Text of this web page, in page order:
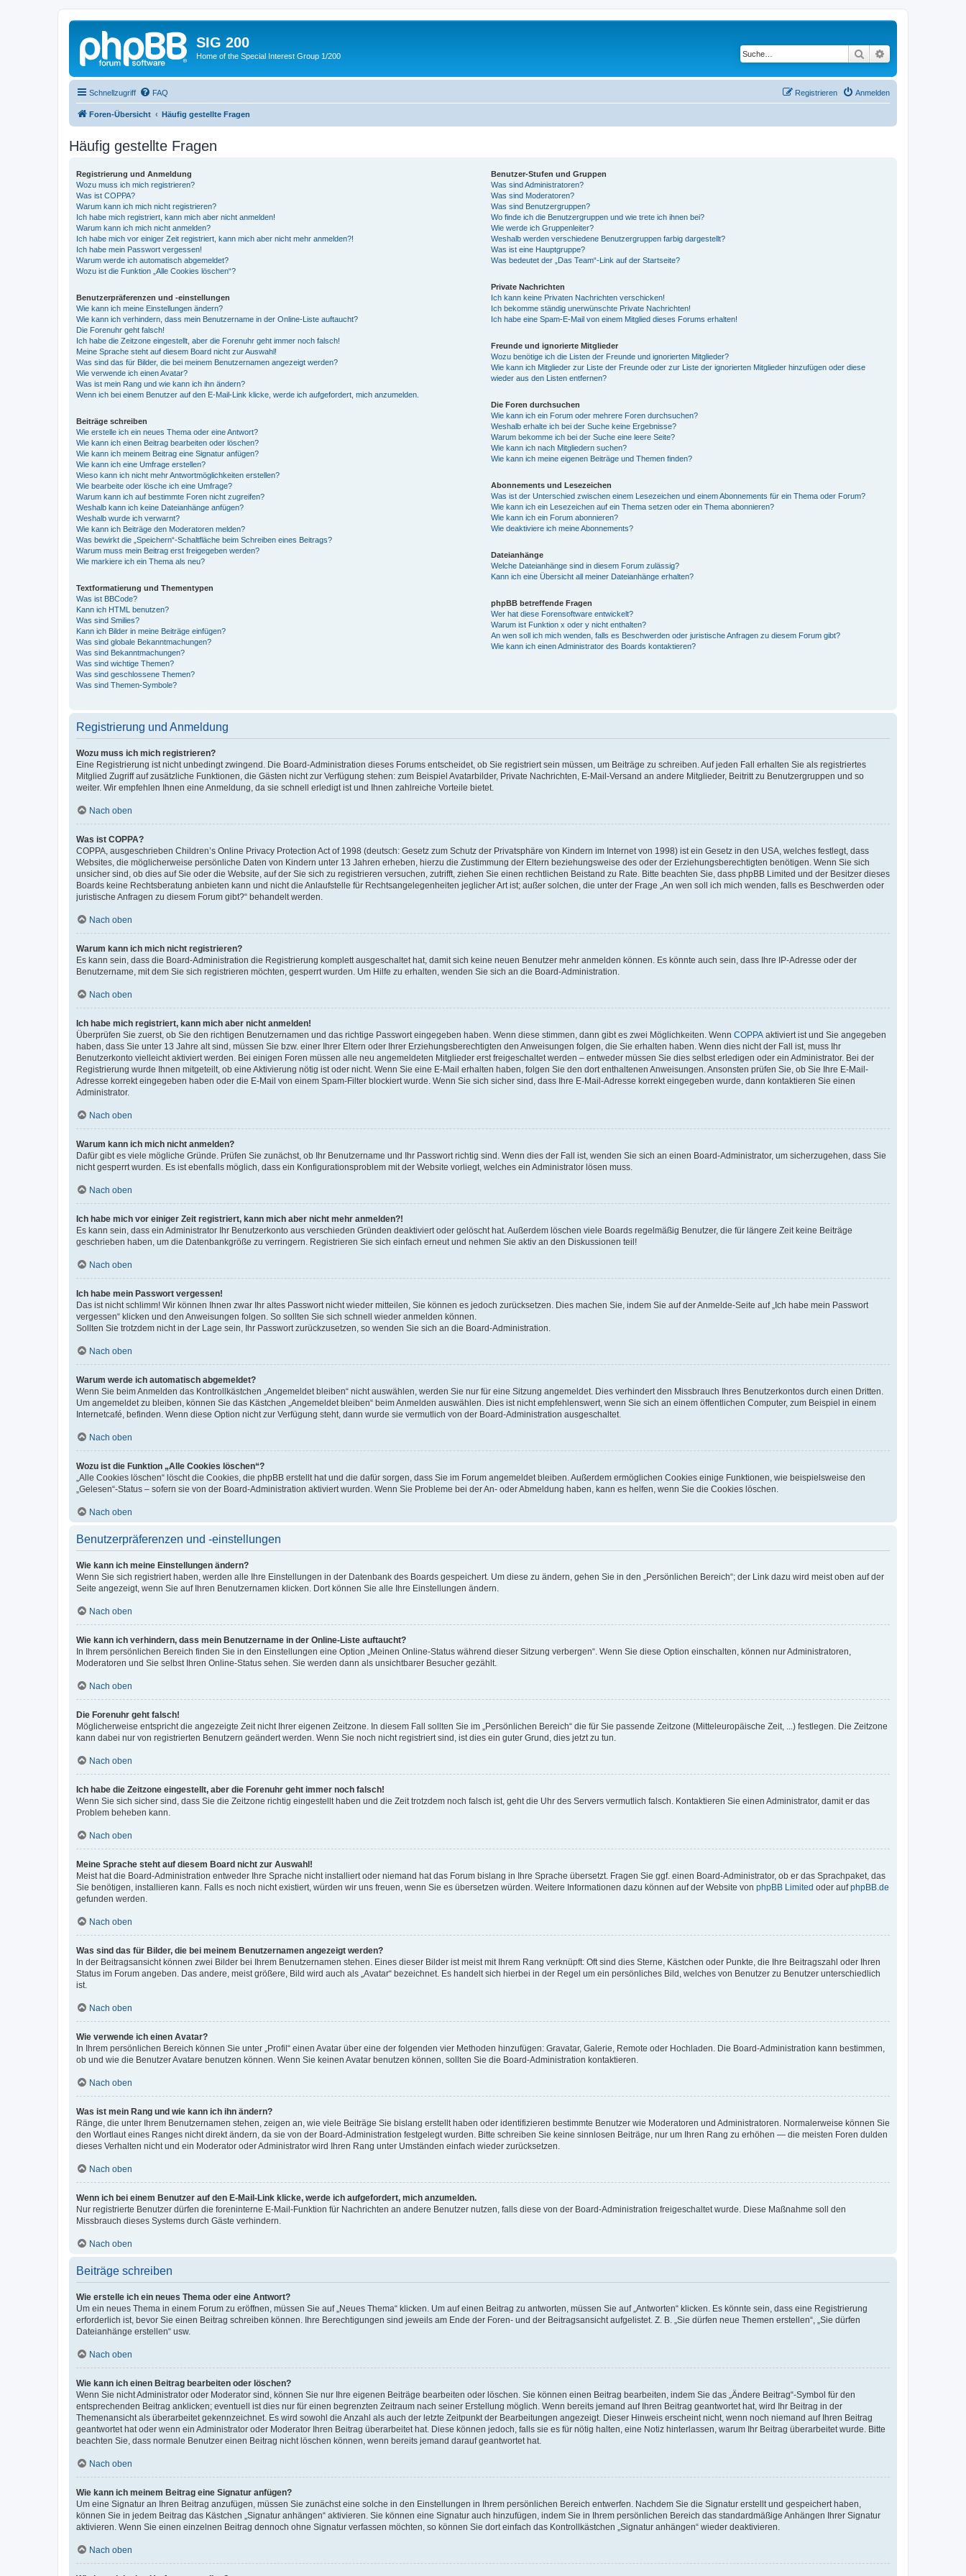
SIG 200
Home of the Special Interest Group 1/200 Suche
Schnellzugriff FAQ Anmelden
Registrieren
Foren-Übersicht Häufig gestellte Fragen
Häufig gestellte Fragen
Registrierung und Anmeldung
Wozu muss ich mich registrieren?
Was ist COPPA?
Warum kann ich mich nicht registrieren?
Ich habe mich registriert, kann mich aber nicht anmelden!
Warum kann ich mich nicht anmelden?
Ich habe mich vor einiger Zeit registriert, kann mich aber nicht mehr anmelden?!
Ich habe mein Passwort vergessen!
Warum werde ich automatisch abgemeldet?
Wozu ist die Funktion „Alle Cookies löschen“?
Benutzerpräferenzen und -einstellungen
Wie kann ich meine Einstellungen ändern?
Wie kann ich verhindern, dass mein Benutzername in der Online-Liste auftaucht?
Die Forenuhr geht falsch!
Ich habe die Zeitzone eingestellt, aber die Forenuhr geht immer noch falsch!
Meine Sprache steht auf diesem Board nicht zur Auswahl!
Was sind das für Bilder, die bei meinem Benutzernamen angezeigt werden?
Wie verwende ich einen Avatar?
Was ist mein Rang und wie kann ich ihn ändern?
Wenn ich bei einem Benutzer auf den E-Mail-Link klicke, werde ich aufgefordert, mich anzumelden.
Beiträge schreiben
Wie erstelle ich ein neues Thema oder eine Antwort?
Wie kann ich einen Beitrag bearbeiten oder löschen?
Wie kann ich meinem Beitrag eine Signatur anfügen?
Wie kann ich eine Umfrage erstellen?
Wieso kann ich nicht mehr Antwortmöglichkeiten erstellen?
Wie bearbeite oder lösche ich eine Umfrage?
Warum kann ich auf bestimmte Foren nicht zugreifen?
Weshalb kann ich keine Dateianhänge anfügen?
Weshalb wurde ich verwarnt?
Wie kann ich Beiträge den Moderatoren melden?
Was bewirkt die „Speichern“-Schaltfläche beim Schreiben eines Beitrags?
Warum muss mein Beitrag erst freigegeben werden?
Wie markiere ich ein Thema als neu?
Textformatierung und Thementypen
Was ist BBCode?
Kann ich HTML benutzen?
Was sind Smilies?
Kann ich Bilder in meine Beiträge einfügen?
Was sind globale Bekanntmachungen?
Was sind Bekanntmachungen?
Was sind wichtige Themen?
Was sind geschlossene Themen?
Was sind Themen-Symbole?
Benutzer-Stufen und Gruppen
Was sind Administratoren?
Was sind Moderatoren?
Was sind Benutzergruppen?
Wo finde ich die Benutzergruppen und wie trete ich ihnen bei?
Wie werde ich Gruppenleiter?
Weshalb werden verschiedene Benutzergruppen farbig dargestellt?
Was ist eine Hauptgruppe?
Was bedeutet der „Das Team“-Link auf der Startseite?
Private Nachrichten
Ich kann keine Privaten Nachrichten verschicken!
Ich bekomme ständig unerwünschte Private Nachrichten!
Ich habe eine Spam-E-Mail von einem Mitglied dieses Forums erhalten!
Freunde und ignorierte Mitglieder
Wozu benötige ich die Listen der Freunde und ignorierten Mitglieder?
Wie kann ich Mitglieder zur Liste der Freunde oder zur Liste der ignorierten Mitglieder hinzufügen oder diese
wieder aus den Listen entfernen?
Die Foren durchsuchen
Wie kann ich ein Forum oder mehrere Foren durchsuchen?
Weshalb erhalte ich bei der Suche keine Ergebnisse?
Warum bekomme ich bei der Suche eine leere Seite?
Wie kann ich nach Mitgliedern suchen?
Wie kann ich meine eigenen Beiträge und Themen finden?
Abonnements und Lesezeichen
Was ist der Unterschied zwischen einem Lesezeichen und einem Abonnements für ein Thema oder Forum?
Wie kann ich ein Lesezeichen auf ein Thema setzen oder ein Thema abonnieren?
Wie kann ich ein Forum abonnieren?
Wie deaktiviere ich meine Abonnements?
Dateianhänge
Welche Dateianhänge sind in diesem Forum zulässig?
Kann ich eine Übersicht all meiner Dateianhänge erhalten?
phpBB betreffende Fragen
Wer hat diese Forensoftware entwickelt?
Warum ist Funktion x oder y nicht enthalten?
An wen soll ich mich wenden, falls es Beschwerden oder juristische Anfragen zu diesem Forum gibt?
Wie kann ich einen Administrator des Boards kontaktieren?
Registrierung und Anmeldung
Wozu muss ich mich registrieren?
Eine Registrierung ist nicht unbedingt zwingend. Die Board-Administration dieses Forums entscheidet, ob Sie registriert sein müssen, um Beiträge zu schreiben. Auf jeden Fall erhalten Sie als registriertes
Mitglied Zugriff auf zusätzliche Funktionen, die Gästen nicht zur Verfügung stehen: zum Beispiel Avatarbilder, Private Nachrichten, E-Mail-Versand an andere Mitglieder, Beitritt zu Benutzergruppen und so
weiter. Wir empfehlen Ihnen eine Anmeldung, da sie schnell erledigt ist und Ihnen zahlreiche Vorteile bietet.
Nach oben
Was ist COPPA?
COPPA, ausgeschrieben Children’s Online Privacy Protection Act of 1998 (deutsch: Gesetz zum Schutz der Privatsphäre von Kindern im Internet von 1998) ist ein Gesetz in den USA, welches festlegt, dass
Websites, die möglicherweise persönliche Daten von Kindern unter 13 Jahren erheben, hierzu die Zustimmung der Eltern beziehungsweise des oder der Erziehungsberechtigten benötigen. Wenn Sie sich
unsicher sind, ob dies auf Sie oder die Website, auf der Sie sich zu registrieren versuchen, zutrifft, ziehen Sie einen rechtlichen Beistand zu Rate. Bitte beachten Sie, dass phpBB Limited und der Besitzer dieses
Boards keine Rechtsberatung anbieten kann und nicht die Anlaufstelle für Rechtsangelegenheiten jeglicher Art ist; außer solchen, die unter der Frage „An wen soll ich mich wenden, falls es Beschwerden oder
juristische Anfragen zu diesem Forum gibt?“ behandelt werden.
Nach oben
Warum kann ich mich nicht registrieren?
Es kann sein, dass die Board-Administration die Registrierung komplett ausgeschaltet hat, damit sich keine neuen Benutzer mehr anmelden können. Es könnte auch sein, dass Ihre IP-Adresse oder der
Benutzername, mit dem Sie sich registrieren möchten, gesperrt wurden. Um Hilfe zu erhalten, wenden Sie sich an die Board-Administration.
Nach oben
Ich habe mich registriert, kann mich aber nicht anmelden!
Überprüfen Sie zuerst, ob Sie den richtigen Benutzernamen und das richtige Passwort eingegeben haben. Wenn diese stimmen, dann gibt es zwei Möglichkeiten. Wenn COPPA aktiviert ist und Sie angegeben
haben, dass Sie unter 13 Jahre alt sind, müssen Sie bzw. einer Ihrer Eltern oder Ihrer Erziehungsberechtigten den Anweisungen folgen, die Sie erhalten haben. Wenn dies nicht der Fall ist, muss Ihr
Benutzerkonto vielleicht aktiviert werden. Bei einigen Foren müssen alle neu angemeldeten Mitglieder erst freigeschaltet werden – entweder müssen Sie dies selbst erledigen oder ein Administrator. Bei der
Registrierung wurde Ihnen mitgeteilt, ob eine Aktivierung nötig ist oder nicht. Wenn Sie eine E-Mail erhalten haben, folgen Sie den dort enthaltenen Anweisungen. Ansonsten prüfen Sie, ob Sie Ihre E-Mail-
Adresse korrekt eingegeben haben oder die E-Mail von einem Spam-Filter blockiert wurde. Wenn Sie sich sicher sind, dass Ihre E-Mail-Adresse korrekt eingegeben wurde, dann kontaktieren Sie einen
Administrator.
Nach oben
Warum kann ich mich nicht anmelden?
Dafür gibt es viele mögliche Gründe. Prüfen Sie zunächst, ob Ihr Benutzername und Ihr Passwort richtig sind. Wenn dies der Fall ist, wenden Sie sich an einen Board-Administrator, um sicherzugehen, dass Sie
nicht gesperrt wurden. Es ist ebenfalls möglich, dass ein Konfigurationsproblem mit der Website vorliegt, welches ein Administrator lösen muss.
Nach oben
Ich habe mich vor einiger Zeit registriert, kann mich aber nicht mehr anmelden?!
Es kann sein, dass ein Administrator Ihr Benutzerkonto aus verschieden Gründen deaktiviert oder gelöscht hat. Außerdem löschen viele Boards regelmäßig Benutzer, die für längere Zeit keine Beiträge
geschrieben haben, um die Datenbankgröße zu verringern. Registrieren Sie sich einfach erneut und nehmen Sie aktiv an den Diskussionen teil!
Nach oben
Ich habe mein Passwort vergessen!
Das ist nicht schlimm! Wir können Ihnen zwar Ihr altes Passwort nicht wieder mitteilen, Sie können es jedoch zurücksetzen. Dies machen Sie, indem Sie auf der Anmelde-Seite auf „Ich habe mein Passwort
vergessen“ klicken und den Anweisungen folgen. So sollten Sie sich schnell wieder anmelden können.
Sollten Sie trotzdem nicht in der Lage sein, Ihr Passwort zurückzusetzen, so wenden Sie sich an die Board-Administration.
Nach oben
Warum werde ich automatisch abgemeldet?
Wenn Sie beim Anmelden das Kontrollkästchen „Angemeldet bleiben“ nicht auswählen, werden Sie nur für eine Sitzung angemeldet. Dies verhindert den Missbrauch Ihres Benutzerkontos durch einen Dritten.
Um angemeldet zu bleiben, können Sie das Kästchen „Angemeldet bleiben“ beim Anmelden auswählen. Dies ist nicht empfehlenswert, wenn Sie sich an einem öffentlichen Computer, zum Beispiel in einem
Internetcafé, befinden. Wenn diese Option nicht zur Verfügung steht, dann wurde sie vermutlich von der Board-Administration ausgeschaltet.
Nach oben
Wozu ist die Funktion „Alle Cookies löschen“?
„Alle Cookies löschen“ löscht die Cookies, die phpBB erstellt hat und die dafür sorgen, dass Sie im Forum angemeldet bleiben. Außerdem ermöglichen Cookies einige Funktionen, wie beispielsweise den
„Gelesen“-Status – sofern sie von der Board-Administration aktiviert wurden. Wenn Sie Probleme bei der An- oder Abmeldung haben, kann es helfen, wenn Sie die Cookies löschen.
Nach oben
Benutzerpräferenzen und -einstellungen
Wie kann ich meine Einstellungen ändern?
Wenn Sie sich registriert haben, werden alle Ihre Einstellungen in der Datenbank des Boards gespeichert. Um diese zu ändern, gehen Sie in den „Persönlichen Bereich“; der Link dazu wird meist oben auf der
Seite angezeigt, wenn Sie auf Ihren Benutzernamen klicken. Dort können Sie alle Ihre Einstellungen ändern.
Nach oben
Wie kann ich verhindern, dass mein Benutzername in der Online-Liste auftaucht?
In Ihrem persönlichen Bereich finden Sie in den Einstellungen eine Option „Meinen Online-Status während dieser Sitzung verbergen“. Wenn Sie diese Option einschalten, können nur Administratoren,
Moderatoren und Sie selbst Ihren Online-Status sehen. Sie werden dann als unsichtbarer Besucher gezählt.
Nach oben
Die Forenuhr geht falsch!
Möglicherweise entspricht die angezeigte Zeit nicht Ihrer eigenen Zeitzone. In diesem Fall sollten Sie im „Persönlichen Bereich“ die für Sie passende Zeitzone (Mitteleuropäische Zeit, ...) festlegen. Die Zeitzone
kann dabei nur von registrierten Benutzern geändert werden. Wenn Sie noch nicht registriert sind, ist dies ein guter Grund, dies jetzt zu tun.
Nach oben
Ich habe die Zeitzone eingestellt, aber die Forenuhr geht immer noch falsch!
Wenn Sie sich sicher sind, dass Sie die Zeitzone richtig eingestellt haben und die Zeit trotzdem noch falsch ist, geht die Uhr des Servers vermutlich falsch. Kontaktieren Sie einen Administrator, damit er das
Problem beheben kann.
Nach oben
Meine Sprache steht auf diesem Board nicht zur Auswahl!
Meist hat die Board-Administration entweder Ihre Sprache nicht installiert oder niemand hat das Forum bislang in Ihre Sprache übersetzt. Fragen Sie ggf. einen Board-Administrator, ob er das Sprachpaket, das
Sie benötigen, installieren kann. Falls es noch nicht existiert, würden wir uns freuen, wenn Sie es übersetzen würden. Weitere Informationen dazu können auf der Website von phpBB Limited oder aufphpBB.de
gefunden werden.
Nach oben
Was sind das für Bilder, die bei meinem Benutzernamen angezeigt werden?
In der Beitragsansicht können zwei Bilder bei Ihrem Benutzernamen stehen. Eines dieser Bilder ist meist mit Ihrem Rang verknüpft: Oft sind dies Sterne, Kästchen oder Punkte, die Ihre Beitragszahl oder Ihren
Status im Forum angeben. Das andere, meist größere, Bild wird auch als „Avatar“ bezeichnet. Es handelt sich hierbei in der Regel um ein persönliches Bild, welches von Benutzer zu Benutzer unterschiedlich
ist.
Nach oben
Wie verwende ich einen Avatar?
In Ihrem persönlichen Bereich können Sie unter „Profil“ einen Avatar über eine der folgenden vier Methoden hinzufügen: Gravatar, Galerie, Remote oder Hochladen. Die Board-Administration kann bestimmen,
ob und wie die Benutzer Avatare benutzen können. Wenn Sie keinen Avatar benutzen können, sollten Sie die Board-Administration kontaktieren.
Nach oben
Was ist mein Rang und wie kann ich ihn ändern?
Ränge, die unter Ihrem Benutzernamen stehen, zeigen an, wie viele Beiträge Sie bislang erstellt haben oder identifizieren bestimmte Benutzer wie Moderatoren und Administratoren. Normalerweise können Sie
den Wortlaut eines Ranges nicht direkt ändern, da sie von der Board-Administration festgelegt wurden. Bitte schreiben Sie keine sinnlosen Beiträge, nur um Ihren Rang zu erhöhen — die meisten Foren dulden
dieses Verhalten nicht und ein Moderator oder Administrator wird Ihren Rang unter Umständen einfach wieder zurücksetzen.
Nach oben
Wenn ich bei einem Benutzer auf den E-Mail-Link klicke, werde ich aufgefordert, mich anzumelden.
Nur registrierte Benutzer dürfen die foreninterne E-Mail-Funktion für Nachrichten an andere Benutzer nutzen, falls diese von der Board-Administration freigeschaltet wurde. Diese Maßnahme soll den
Missbrauch dieses Systems durch Gäste verhindern.
Nach oben
Beiträge schreiben
Wie erstelle ich ein neues Thema oder eine Antwort?
Um ein neues Thema in einem Forum zu eröffnen, müssen Sie auf „Neues Thema“ klicken. Um auf einen Beitrag zu antworten, müssen Sie auf „Antworten“ klicken. Es könnte sein, dass eine Registrierung
erforderlich ist, bevor Sie einen Beitrag schreiben können. Ihre Berechtigungen sind jeweils am Ende der Foren- und der Beitragsansicht aufgelistet. Z. B. „Sie dürfen neue Themen erstellen“, „Sie dürfen
Dateianhänge erstellen“ usw.
Nach oben
Wie kann ich einen Beitrag bearbeiten oder löschen?
Wenn Sie nicht Administrator oder Moderator sind, können Sie nur Ihre eigenen Beiträge bearbeiten oder löschen. Sie können einen Beitrag bearbeiten, indem Sie das „Ändere Beitrag“-Symbol für den
entsprechenden Beitrag anklicken; eventuell ist dies nur für einen begrenzten Zeitraum nach seiner Erstellung möglich. Wenn bereits jemand auf Ihren Beitrag geantwortet hat, wird Ihr Beitrag in der
Themenansicht als überarbeitet gekennzeichnet. Es wird sowohl die Anzahl als auch der letzte Zeitpunkt der Bearbeitungen angezeigt. Dieser Hinweis erscheint nicht, wenn noch niemand auf Ihren Beitrag
geantwortet hat oder wenn ein Administrator oder Moderator Ihren Beitrag überarbeitet hat. Diese können jedoch, falls sie es für nötig halten, eine Notiz hinterlassen, warum Ihr Beitrag überarbeitet wurde. Bitte
beachten Sie, dass normale Benutzer einen Beitrag nicht löschen können, wenn bereits jemand darauf geantwortet hat.
Nach oben
Wie kann ich meinem Beitrag eine Signatur anfügen?
Um eine Signatur an Ihren Beitrag anzufügen, müssen Sie zunächst eine solche in den Einstellungen in Ihrem persönlichen Bereich entwerfen. Nachdem Sie die Signatur erstellt und gespeichert haben,
können Sie in jedem Beitrag das Kästchen „Signatur anhängen“ aktivieren. Sie können eine Signatur auch hinzufügen, indem Sie in Ihrem persönlichen Bereich das standardmäßige Anhängen Ihrer Signatur
aktivieren. Wenn Sie einen einzelnen Beitrag dennoch ohne Signatur verfassen möchten, so können Sie dort einfach das Kontrollkästchen „Signatur anhängen“ wieder deaktivieren.
Nach oben